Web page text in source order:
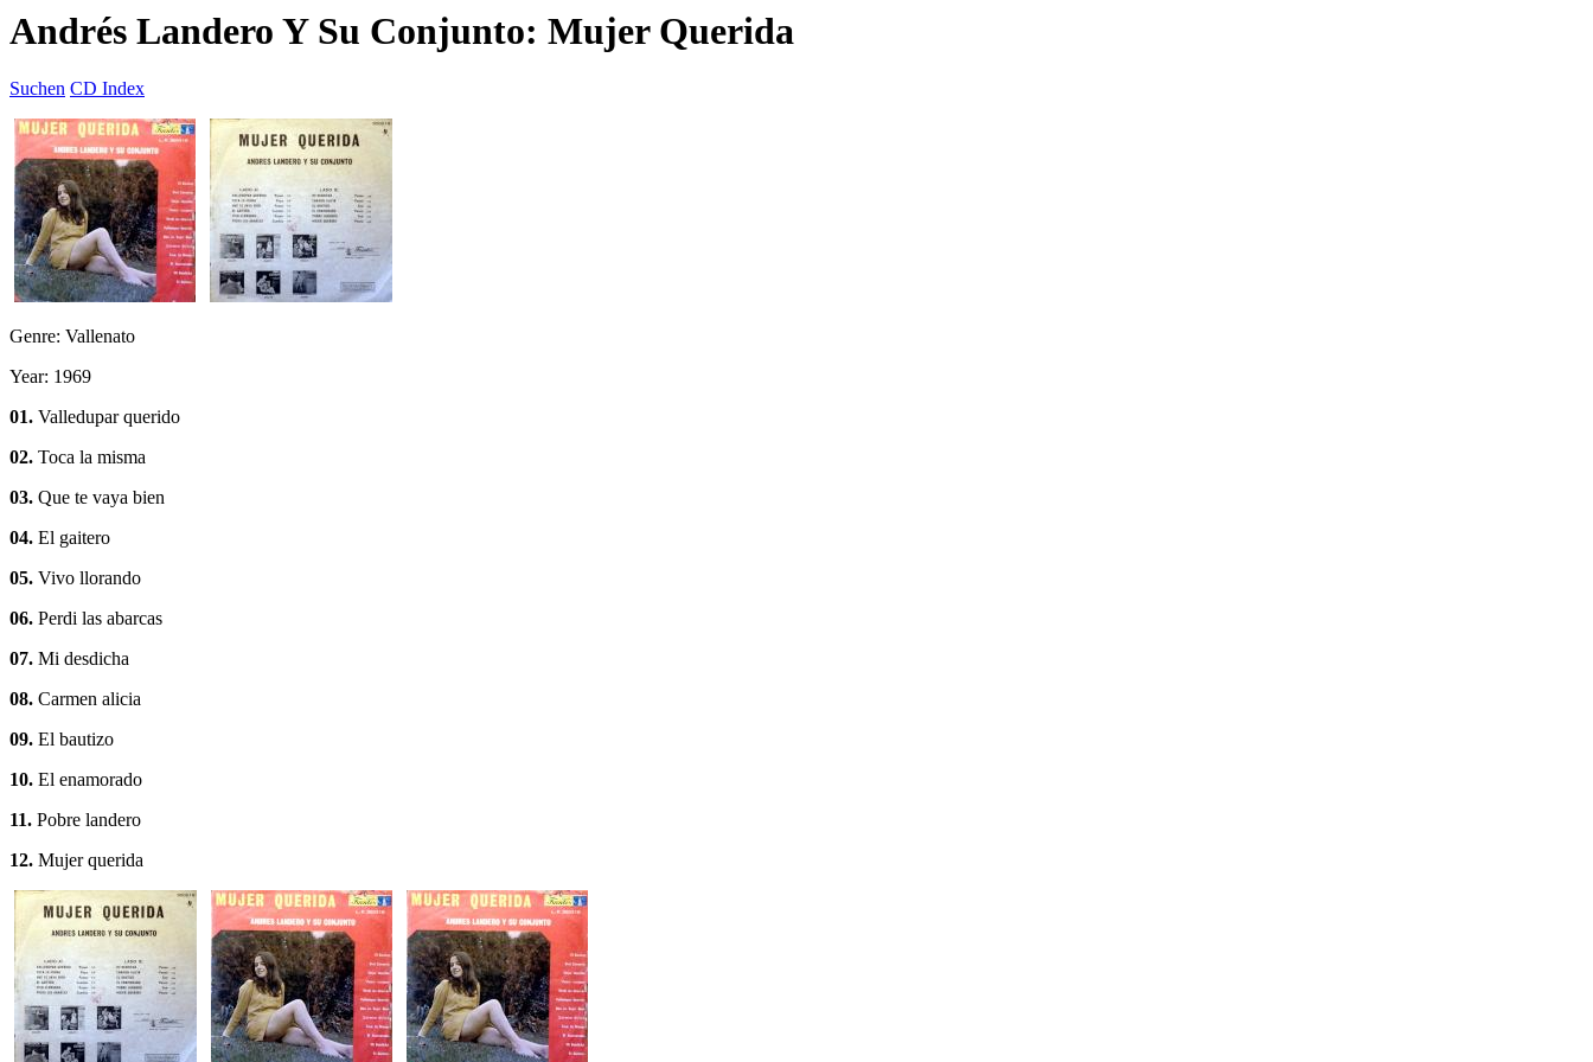
Andrés Landero Y Su Conjunto: Mujer Querida
Suchen CD Index
Genre: Vallenato
Year: 1969
01. Valledupar querido
02. Toca la misma
03. Que te vaya bien
04. El gaitero
05. Vivo llorando
06. Perdi las abarcas
07. Mi desdicha
08. Carmen alicia
09. El bautizo
10. El enamorado
11. Pobre landero
12. Mujer querida